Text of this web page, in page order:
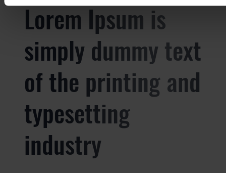
Lorem Ipsum is
simply dummy text
of the printing and
typesetting
industry